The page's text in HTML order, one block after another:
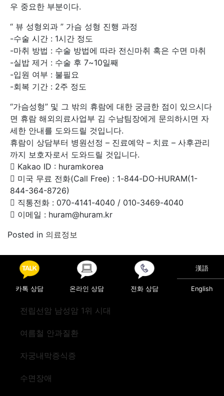
우 중요한 부분이다.
“ 뷰 성형외과 ” 가슴 성형 진행 과정
-수술 시간 : 1시간 정도
-마취 방법 : 수술 방법에 따라 전신마취 혹은 수면 마취
-실밥 제거 : 수술 후 7~10일째
-입원 여부 : 불필요
-회복 기간 : 2주 정도
“가슴성형” 및 그 밖의 휴람에 대한 궁금한 점이 있으시다
면 휴람 해외의료사업부 김 수남팀장에게 문의하시면 자
세한 안내를 도와드릴 것입니다.
휴람이 상담부터 병원선정 – 진료예약 – 치료 – 사후관리
까지 보호자로서 도와드릴 것입니다.
 Kakao ID : huramkorea
 미국 무료 전화(Call Free) : 1-844-DO-HURAM(1-
844-364-8726)
 직통전화 : 070-4141-4040 / 010-3469-4040
 이메일 : huram@huram.kr
Posted in 의료정보
Post navigation
일상생활 방해하는 퇴행성 관절염 해결
오십견인줄 알고 방치한 어깨통증 알고 보니 회전근개파
카톡 상담 온라인 상담 전화 상담
漢語
English
전립선암 남성암 1위 시대
여름철 안과질환
자궁내막증식증
수면장애